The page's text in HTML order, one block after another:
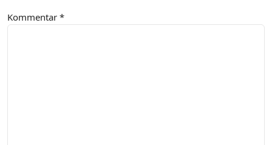
Kommentar *